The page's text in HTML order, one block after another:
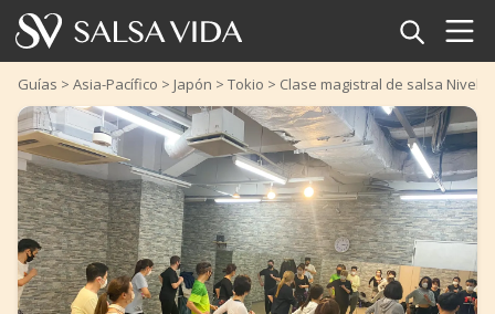
Inicio
Eventos
Noticias
Artículos
Videos
Guías > Asia-Pacífico > Japón > Tokio > Clase magistral de salsa Nivel